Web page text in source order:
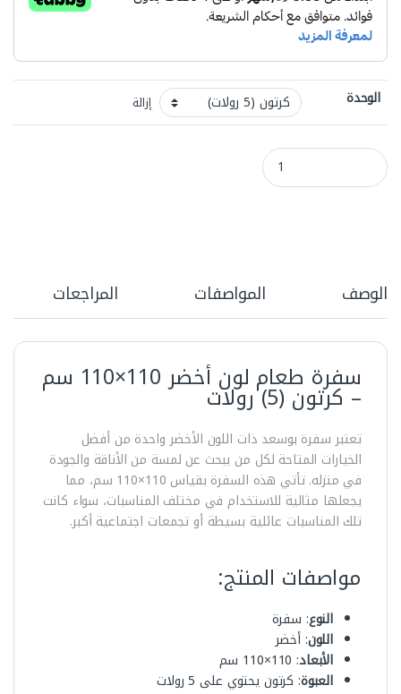
الوحدة إزالة
سفرة طعام لون أخضر 110*110 سم كرتون (5) رولات quantity
الوصف المواصفات المراجعات
سفرة طعام لون أخضر 110×110 سم
– كرتون (5) رولات
تعتبر سفرة بوسعد ذات اللون الأخضر واحدة من أفضل
الخيارات المتاحة لكل من يبحث عن لمسة من الأناقة والجودة
في منزله. تأتي هذه السفرة بقياس 110×110 سم، مما
يجعلها مثالية للاستخدام في مختلف المناسبات، سواء كانت
تلك المناسبات عائلية بسيطة أو تجمعات اجتماعية أكبر.
مواصفات المنتج:
النوع: سفرة
اللون: أخضر
الأبعاد: 110×110 سم
العبوة: كرتون يحتوي على 5 رولات